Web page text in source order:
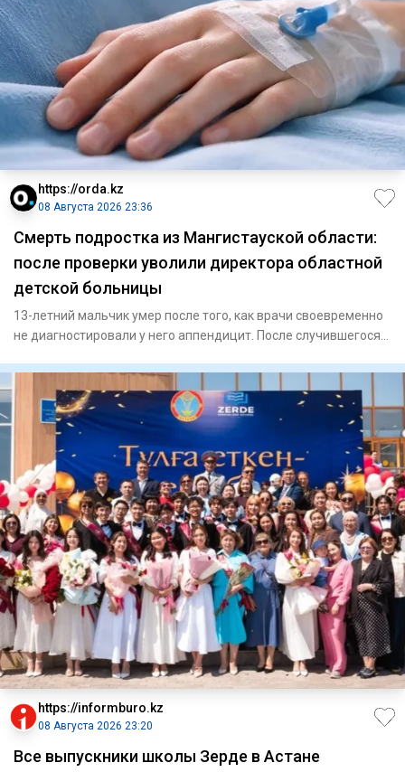
https://orda.kz
08 Августа 2026 23:36
Смерть подростка из Мангистауской области:
после проверки уволили директора областной
детской больницы
13-летний мальчик умер после того, как врачи своевременно
не диагностировали у него аппендицит. После случившегося
https://informburo.kz
08 Августа 2026 23:20
Все выпускники школы Зерде в Астане